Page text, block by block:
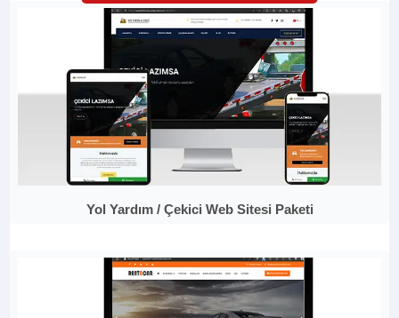
Yol Yardım / Çekici Web Sitesi Paketi